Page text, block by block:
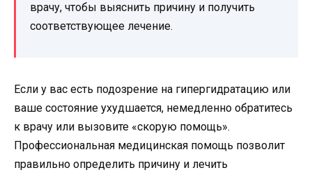
врачу, чтобы выяснить причину и получить
соответствующее лечение.
Если у вас есть подозрение на гипергидратацию или
ваше состояние ухудшается, немедленно обратитесь
к врачу или вызовите «скорую помощь».
Профессиональная медицинская помощь позволит
правильно определить причину и лечить